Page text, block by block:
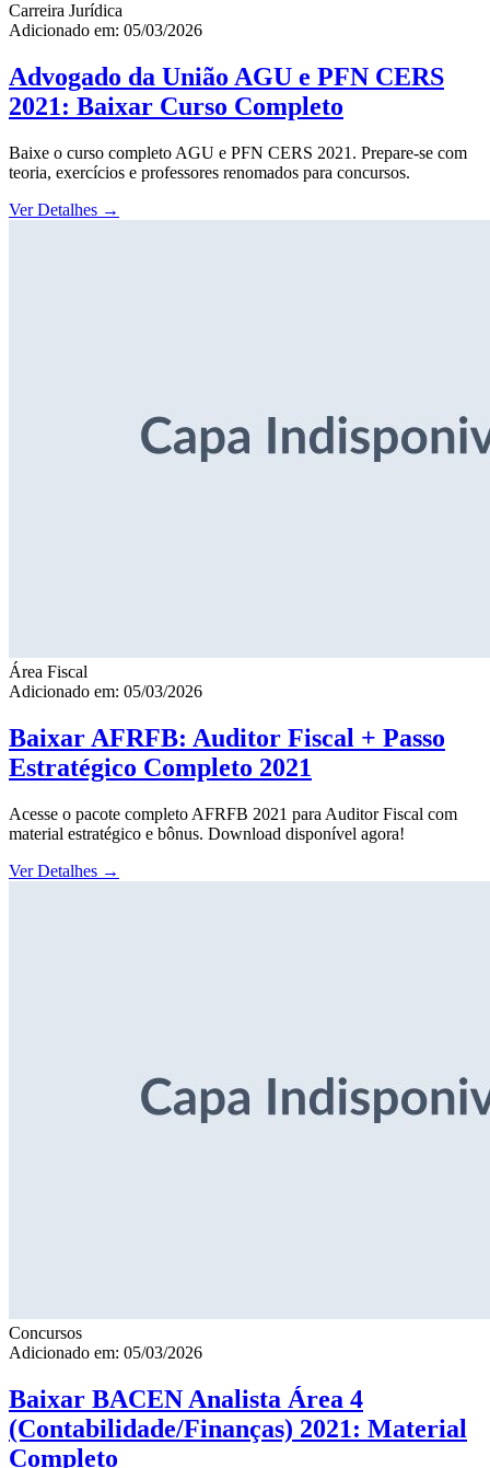
Carreira Jurídica
Adicionado em: 05/03/2026
Advogado da União AGU e PFN CERS
2021: Baixar Curso Completo
Baixe o curso completo AGU e PFN CERS 2021. Prepare-se com
teoria, exercícios e professores renomados para concursos.
Ver Detalhes →
Área Fiscal
Adicionado em: 05/03/2026
Baixar AFRFB: Auditor Fiscal + Passo
Estratégico Completo 2021
Acesse o pacote completo AFRFB 2021 para Auditor Fiscal com
material estratégico e bônus. Download disponível agora!
Ver Detalhes →
Concursos
Adicionado em: 05/03/2026
Baixar BACEN Analista Área 4
(Contabilidade/Finanças) 2021: Material
Completo